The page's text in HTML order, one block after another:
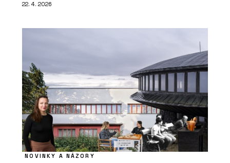
22. 4. 2026
NOVINKY A NÁZORY